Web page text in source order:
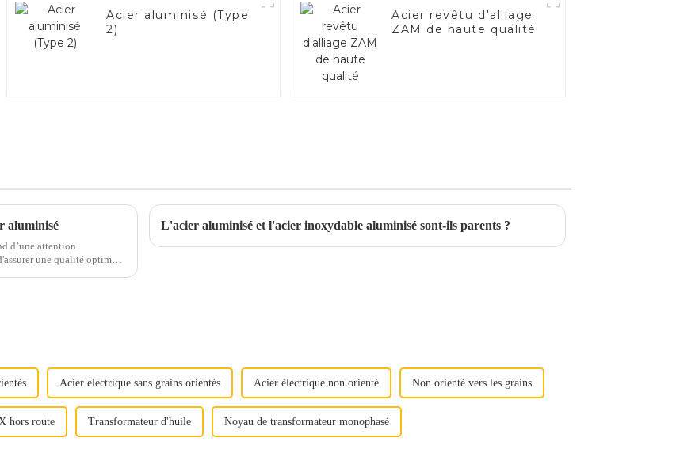
Acier aluminisé (Type
2)
Acier revêtu d'alliage
ZAM de haute qualité
aluminisé
d’une attention
L'acier aluminisé et l'acier inoxydable aluminisé sont-ils parents ?
Acier électrique sans grains orientés Acier électrique non orienté Non orienté vers les grains
hors route Transformateur d'huile Noyau de transformateur monophasé